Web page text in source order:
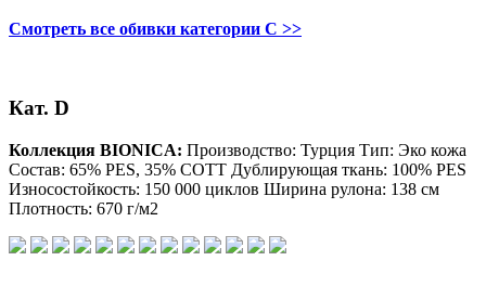
Смотреть все обивки категории C >>
Кат. D
Коллекция BIONICA: Производство: Турция Тип: Эко кожа
Состав: 65% PES, 35% COTT Дублирующая ткань: 100% PES
Износостойкость: 150 000 циклов Ширина рулона: 138 см
Плотность: 670 г/м2